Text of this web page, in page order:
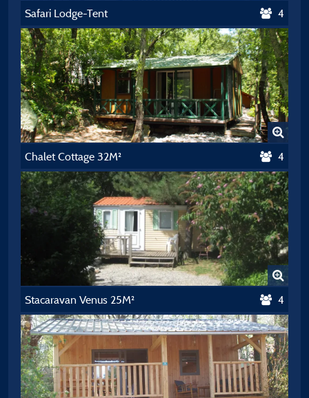
Safari Lodge-Tent 4
Chalet Cottage 32M² 4
Stacaravan Venus 25M² 4